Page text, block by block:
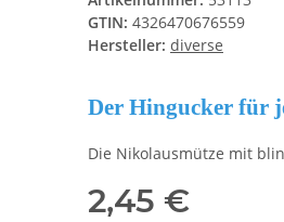
GTIN: 4326470676559
Hersteller: diverse
Der Hingucker für
Die Nikolausmütze mit
2,45 €